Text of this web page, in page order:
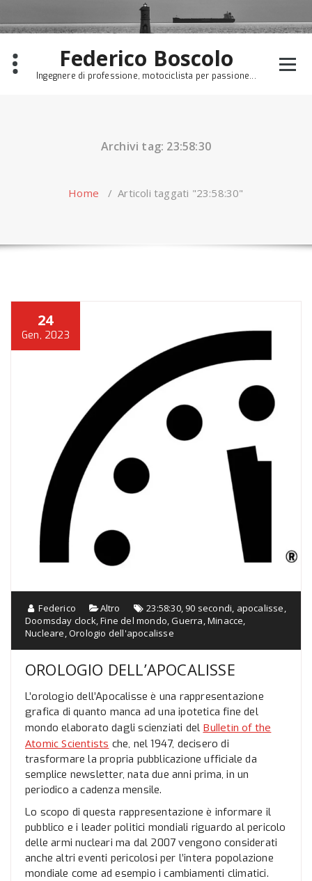
to
content
Federico Boscolo
Ingegnere di professione, motociclista per passione...
Archivi tag: 23:58:30
Home /Articoli taggati "23:58:30"
24
Gen, 2023
Federico Altro 23:58:30, 90 secondi, apocalisse,
Doomsday clock,Fine del mondo,Guerra,Minacce,
Nucleare,Orologio dell'apocalisse
OROLOGIO DELL’APOCALISSE
L’orologio dell’Apocalisse è una rappresentazione
grafica di quanto manca ad una ipotetica fine del
mondo elaborato dagli scienziati del Bulletin of the
Atomic Scientists che, nel 1947, decisero di
trasformare la propria pubblicazione ufficiale da
semplice newsletter, nata due anni prima, in un
periodico a cadenza mensile.
Lo scopo di questa rappresentazione è informare il
pubblico e i leader politici mondiali riguardo al pericolo
delle armi nucleari ma dal 2007 vengono considerati
anche altri eventi pericolosi per l’intera popolazione
mondiale come ad esempio i cambiamenti climatici.